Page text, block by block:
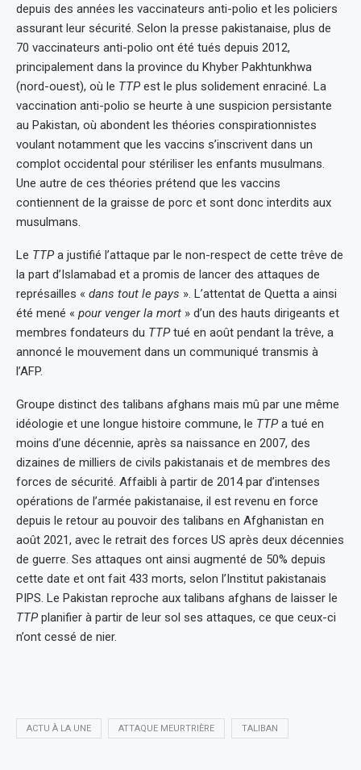
depuis des années les vaccinateurs anti-polio et les policiers
assurant leur sécurité. Selon la presse pakistanaise, plus de
70 vaccinateurs anti-polio ont été tués depuis 2012,
principalement dans la province du Khyber Pakhtunkhwa
(nord-ouest), où le TTPest le plus solidement enraciné. La
vaccination anti-polio se heurte à une suspicion persistante
au Pakistan, où abondent les théories conspirationnistes
voulant notamment que les vaccins s’inscrivent dans un
complot occidental pour stériliser les enfants musulmans.
Une autre de ces théories prétend que les vaccins
contiennent de la graisse de porc et sont donc interdits aux
musulmans.
Le TTPa justifié l’attaque par le non-respect de cette trêve de
la part d’Islamabad et a promis de lancer des attaques de
représailles « dans tout le pays ». L’attentat de Quetta a ainsi
été mené « pour venger la mort » d’un des hauts dirigeants et
membres fondateurs du TTPtué en août pendant la trêve, a
annoncé le mouvement dans un communiqué transmis à
l’AFP.
Groupe distinct des talibans afghans mais mû par une même
idéologie et une longue histoire commune, le TTPa tué en
moins d’une décennie, après sa naissance en 2007, des
dizaines de milliers de civils pakistanais et de membres des
forces de sécurité. Affaibli à partir de 2014 par d’intenses
opérations de l’armée pakistanaise, il est revenu en force
depuis le retour au pouvoir des talibans en Afghanistan en
août 2021, avec le retrait des forces US après deux décennies
de guerre. Ses attaques ont ainsi augmenté de 50% depuis
cette date et ont fait 433 morts, selon l’Institut pakistanais
PIPS. Le Pakistan reproche aux talibans afghans de laisser le
TTPplanifier à partir de leur sol ses attaques, ce que ceux-ci
n’ont cessé de nier.
ACTU À LA UNE ATTAQUE MEURTRIÈRE TALIBAN